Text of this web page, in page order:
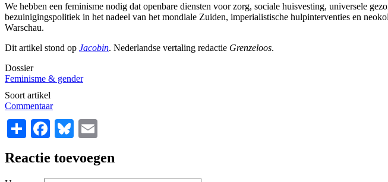
We hebben een feminisme nodig dat openbare diensten voor zorg, sociale huisvesting, universele
bezuinigingspolitiek in het nadeel van het mondiale Zuiden, imperialistische hulpinterventies en
Warschau.
Dit artikel stond op Jacobin. Nederlandse vertaling redactie Grenzeloos.
Dossier
Feminisme & gender
Soort artikel
Commentaar
ShareFacebook
Bluesky
Reactie toevoegen